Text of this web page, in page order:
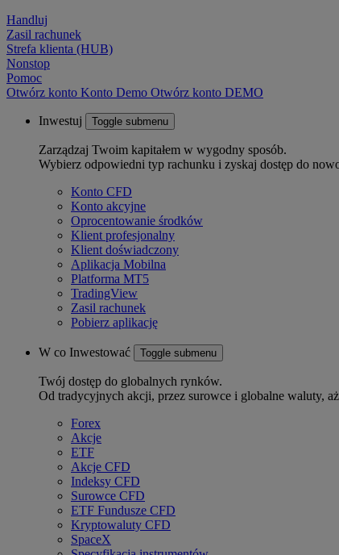
Handluj
Zasil rachunek
Strefa klienta (HUB)
Nonstop
Pomoc
Otwórz konto Konto Demo Otwórz konto DEMO
Inwestuj Toggle submenu
Zarządzaj Twoim kapitałem w wygodny sposób.
Wybierz odpowiedni typ rachunku i zyskaj dostęp do
Konto CFD
Konto akcyjne
Oprocentowanie środków
Klient profesjonalny
Klient doświadczony
Aplikacja Mobilna
Platforma MT5
TradingView
Zasil rachunek
Pobierz aplikację
W co Inwestować Toggle submenu
Twój dostęp do globalnych rynków.
Od tradycyjnych akcji, przez surowce i globalne waluty,
Forex
Akcje
ETF
Akcje CFD
Indeksy CFD
Surowce CFD
ETF Fundusze CFD
Kryptowaluty CFD
SpaceX